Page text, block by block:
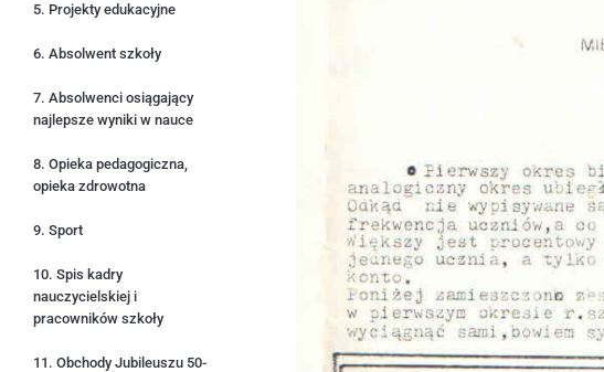
5. Projekty edukacyjne
6. Absolwent szkoły
7. Absolwenci osiągający
najlepsze wyniki w nauce
8. Opieka pedagogiczna,
opieka zdrowotna
9. Sport
10. Spis kadry
nauczycielskiej i
pracowników szkoły
11. Obchody Jubileuszu 50-